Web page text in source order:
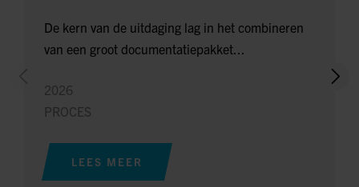
De kern van de uitdaging lag in het combineren
van een groot documentatiepakket...
2026
PROCES
LEES MEER